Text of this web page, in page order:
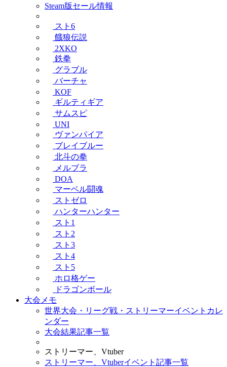
Steam版セール情報
スト6
餓狼伝説
2XKO
鉄拳
グラブル
バーチャ
KOF
ギルティギア
サムスピ
UNI
ヴァンパイア
ブレイブルー
北斗の拳
メルブラ
DOA
マーベル闘魂
ストゼロ
ハンターハンター
スト1
スト2
スト3
スト4
スト5
ホロ格ゲー
ドラゴンボール
大会メモ
世界大会・リーグ戦・ストリーマーイベントカレ
ンダー
大会結果記事一覧
ストリーマー、Vtuber
ストリーマー、Vtuberイベント記事一覧